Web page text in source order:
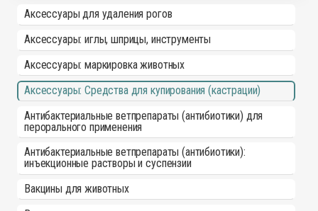
Аксессуары для удаления рогов
Аксессуары: иглы, шприцы, инструменты
Аксессуары: маркировка животных
Аксессуары: Средства для купирования (кастрации)
Антибактериальные ветпрепараты (антибиотики) для
перорального применения
Антибактериальные ветпрепараты (антибиотики):
инъекционные растворы и суспензии
Вакцины для животных